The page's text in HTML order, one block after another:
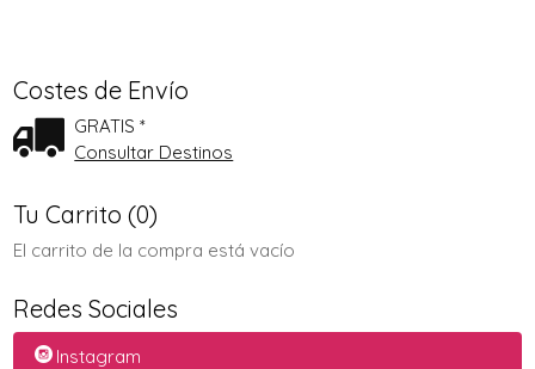
Costes de Envío
GRATIS *
Consultar Destinos
Tu Carrito (0)
El carrito de la compra está vacío
Redes Sociales
Instagram